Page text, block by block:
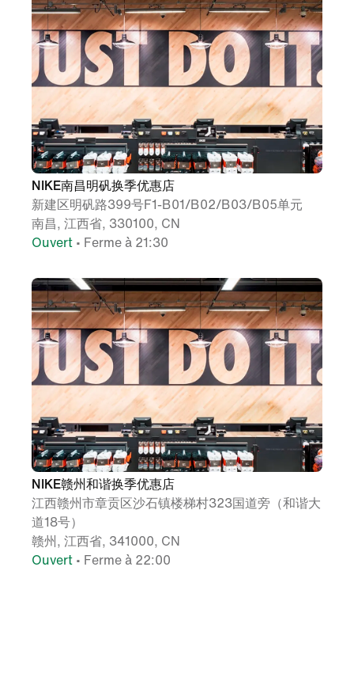
NIKE南昌明矾换季优惠店
新建区明矾路399号F1-B01/B02/B03/B05单元
南昌, 江西省, 330100, CN
Ouvert • Ferme à 21:30
NIKE赣州和谐换季优惠店
江西赣州市章贡区沙石镇楼梯村323国道旁（和谐大
道18号）
赣州, 江西省, 341000, CN
Ouvert • Ferme à 22:00